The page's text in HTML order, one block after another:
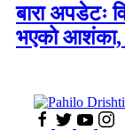
बारा अपडेटः
भएको आशंका,